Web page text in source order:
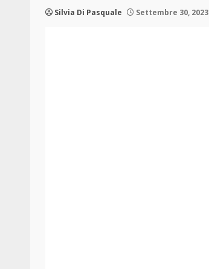
Silvia Di Pasquale Settembre 30, 2023